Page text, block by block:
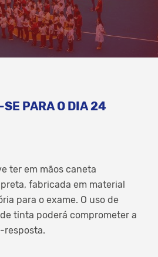
PARA O DIA 24
ter em mãos caneta
fabricada em material
para o exame. O uso de
tinta poderá comprometer a
resposta.